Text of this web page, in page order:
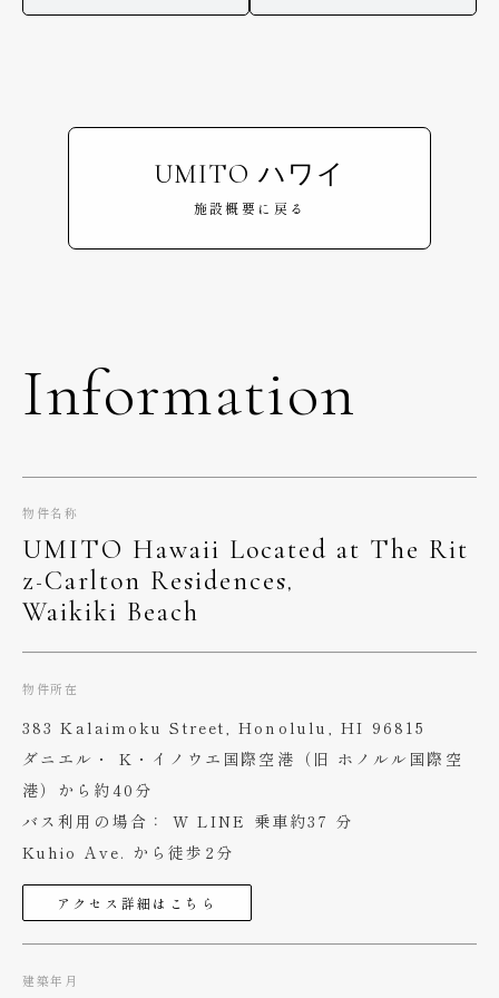
UMITO ハワイ
施設概要に戻る
Information
物件名称
UMITO Hawaii Located at The Rit
z-Carlton Residences,
Waikiki Beach
物件所在
383 Kalaimoku Street, Honolulu, HI 96815
ダニエル・ K・イノウエ国際空港（旧 ホノルル国際空
港）から約40分
バス利用の場合： W LINE 乗車約37 分
Kuhio Ave. から徒歩2分
アクセス詳細はこちら
建築年月